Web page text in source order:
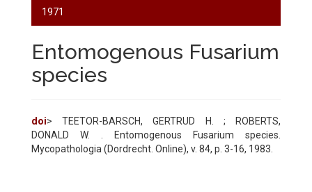
1971
Entomogenous Fusarium
species
doi> TEETOR-BARSCH, GERTRUD H. ; ROBERTS,
DONALD W. . Entomogenous Fusarium species.
Mycopathologia (Dordrecht. Online), v. 84, p. 3-16, 1983.